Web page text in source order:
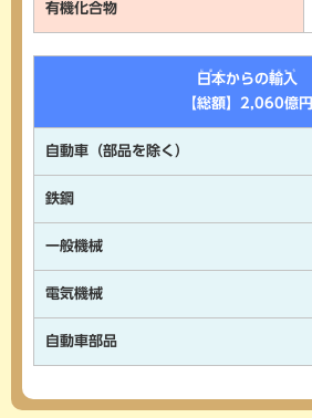
有機化合物
日本からの輸入
【総額】2,060億円
自動車（部品を除く）
鉄鋼
一般機械
電気機械
自動車部品